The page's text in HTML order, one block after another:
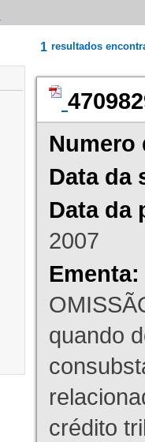
1 resultados
Numero
Data da
Data da
2007
Ementa:
quando
crédito